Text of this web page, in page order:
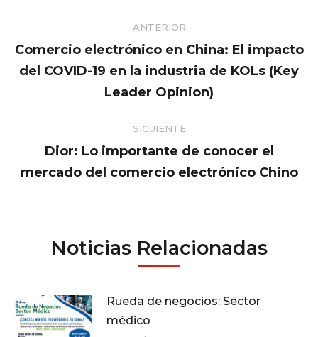
Navegación
entre
publicaciones
ANTERIOR
Publicación
anterior:
Comercio electrónico en China: El impacto
del COVID-19 en la industria de KOLs (Key
Leader Opinion)
SIGUIENTE
siguiente:
Dior: Lo importante de conocer el
mercado del comercio electrónico Chino
Noticias Relacionadas
Rueda de negocios: Sector
médico